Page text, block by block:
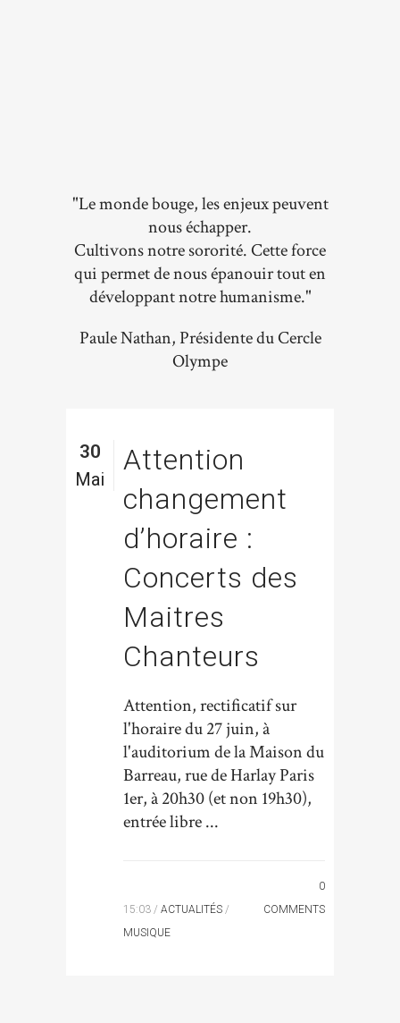
"Le monde bouge, les enjeux peuvent
nous échapper.
Cultivons notre sororité. Cette force
qui permet de nous épanouir tout en
développant notre humanisme."
Paule Nathan, Présidente du Cercle
Olympe
30
Mai
Attention
changement
d’horaire :
Concerts des
Maitres
Chanteurs
Attention, rectificatif sur
l'horaire du 27 juin, à
l'auditorium de la Maison du
Barreau, rue de Harlay Paris
1er, à 20h30 (et non 19h30),
entrée libre ...
15:03 / ACTUALITÉS /
MUSIQUE
0
COMMENTS